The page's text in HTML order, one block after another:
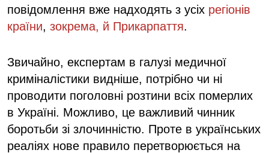
повідомлення вже надходять з усіх регіонів
країни, зокрема, й Прикарпаття.
Звичайно, експертам в галузі медичної
криміналістики видніше, потрібно чи ні
проводити поголовні розтини всіх померлих
в Україні. Можливо, це важливий чинник
боротьби зі злочинністю. Проте в українських
реаліях нове правило перетворюється на